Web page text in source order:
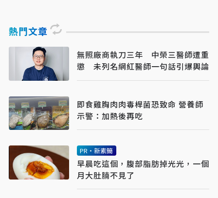
熱門文章
無照廠商執刀三年 中榮三醫師遭重
懲 未列名網紅醫師一句話引爆輿論
即食雞胸肉肉毒桿菌恐致命 營養師
示警：加熱後再吃
PR・新素簡
早晨吃這個，腹部脂肪掉光光，一個
月大肚腩不見了